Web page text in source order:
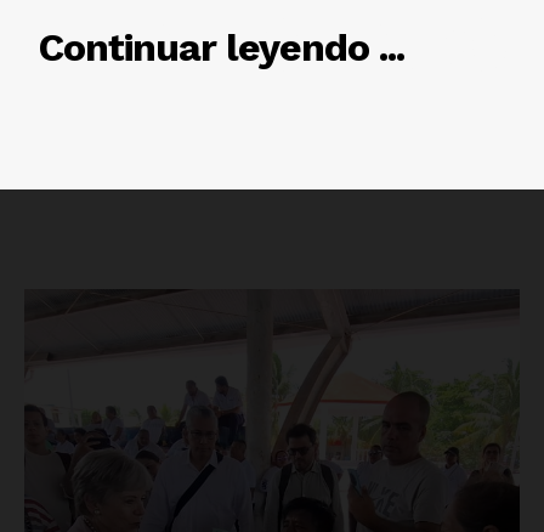
Continuar leyendo ...
RELACIONADO